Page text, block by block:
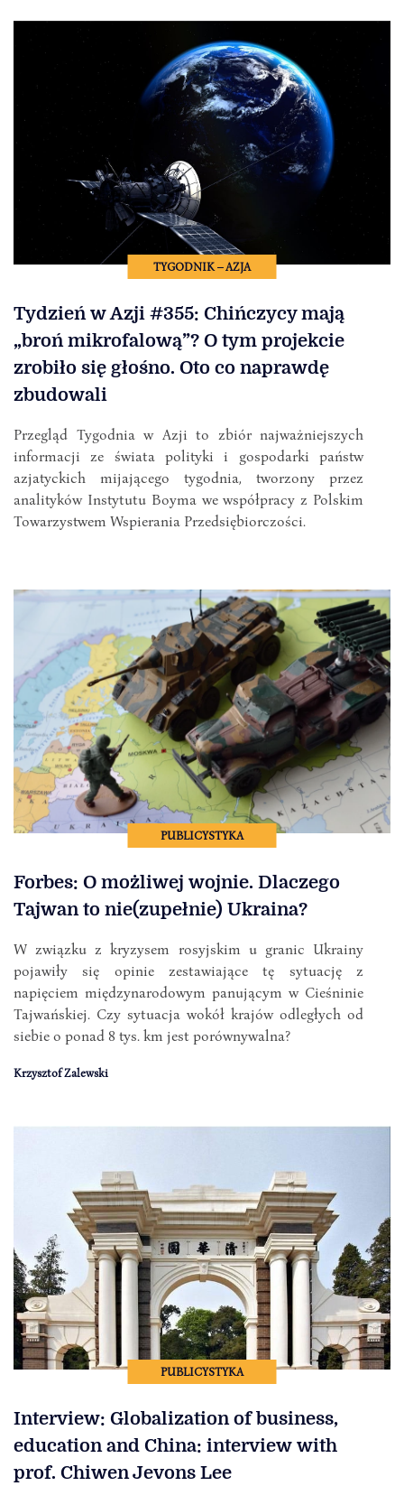
TYGODNIK – AZJA
Tydzień w Azji #355: Chińczycy mają
„broń mikrofalową”? O tym projekcie
zrobiło się głośno. Oto co naprawdę
zbudowali
Przegląd Tygodnia w Azji to zbiór najważniejszych
informacji ze świata polityki i gospodarki państw
azjatyckich mijającego tygodnia, tworzony przez
analityków Instytutu Boyma we współpracy z Polskim
Towarzystwem Wspierania Przedsiębiorczości.
PUBLICYSTYKA
Forbes: O możliwej wojnie. Dlaczego
Tajwan to nie(zupełnie) Ukraina?
W związku z kryzysem rosyjskim u granic Ukrainy
pojawiły się opinie zestawiające tę sytuację z
napięciem międzynarodowym panującym w Cieśninie
Tajwańskiej. Czy sytuacja wokół krajów odległych od
siebie o ponad 8 tys. km jest porównywalna?
Krzysztof Zalewski
PUBLICYSTYKA
Interview: Globalization of business,
education and China: interview with
prof. Chiwen Jevons Lee